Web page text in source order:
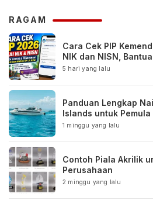
RAGAM
Cara Cek PIP
NIK dan NISN,
5 hari yang lalu
Panduan Lengkap
Islands untuk Pemula
1 minggu yang lalu
Contoh Piala Akrilik
Perusahaan
2 minggu yang lalu